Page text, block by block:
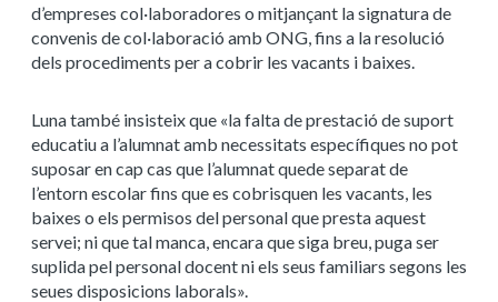
d’empreses col·laboradores o mitjançant la signatura de
convenis de col·laboració amb ONG, fins a la resolució
dels procediments per a cobrir les vacants i baixes.
Luna també insisteix que «la falta de prestació de suport
educatiu a l’alumnat amb necessitats específiques no pot
suposar en cap cas que l’alumnat quede separat de
l’entorn escolar fins que es cobrisquen les vacants, les
baixes o els permisos del personal que presta aquest
servei; ni que tal manca, encara que siga breu, puga ser
suplida pel personal docent ni els seus familiars segons les
seues disposicions laborals».